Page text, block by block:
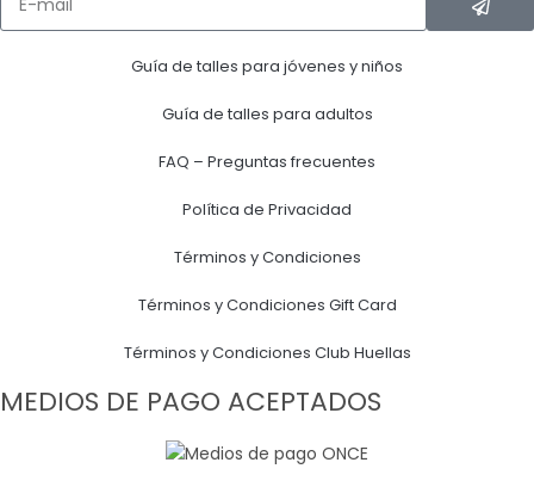
Guía de talles para jóvenes y niños
Guía de talles para adultos
FAQ – Preguntas frecuentes
Política de Privacidad
Términos y Condiciones
Términos y Condiciones Gift Card
Términos y Condiciones Club Huellas
MEDIOS DE PAGO ACEPTADOS